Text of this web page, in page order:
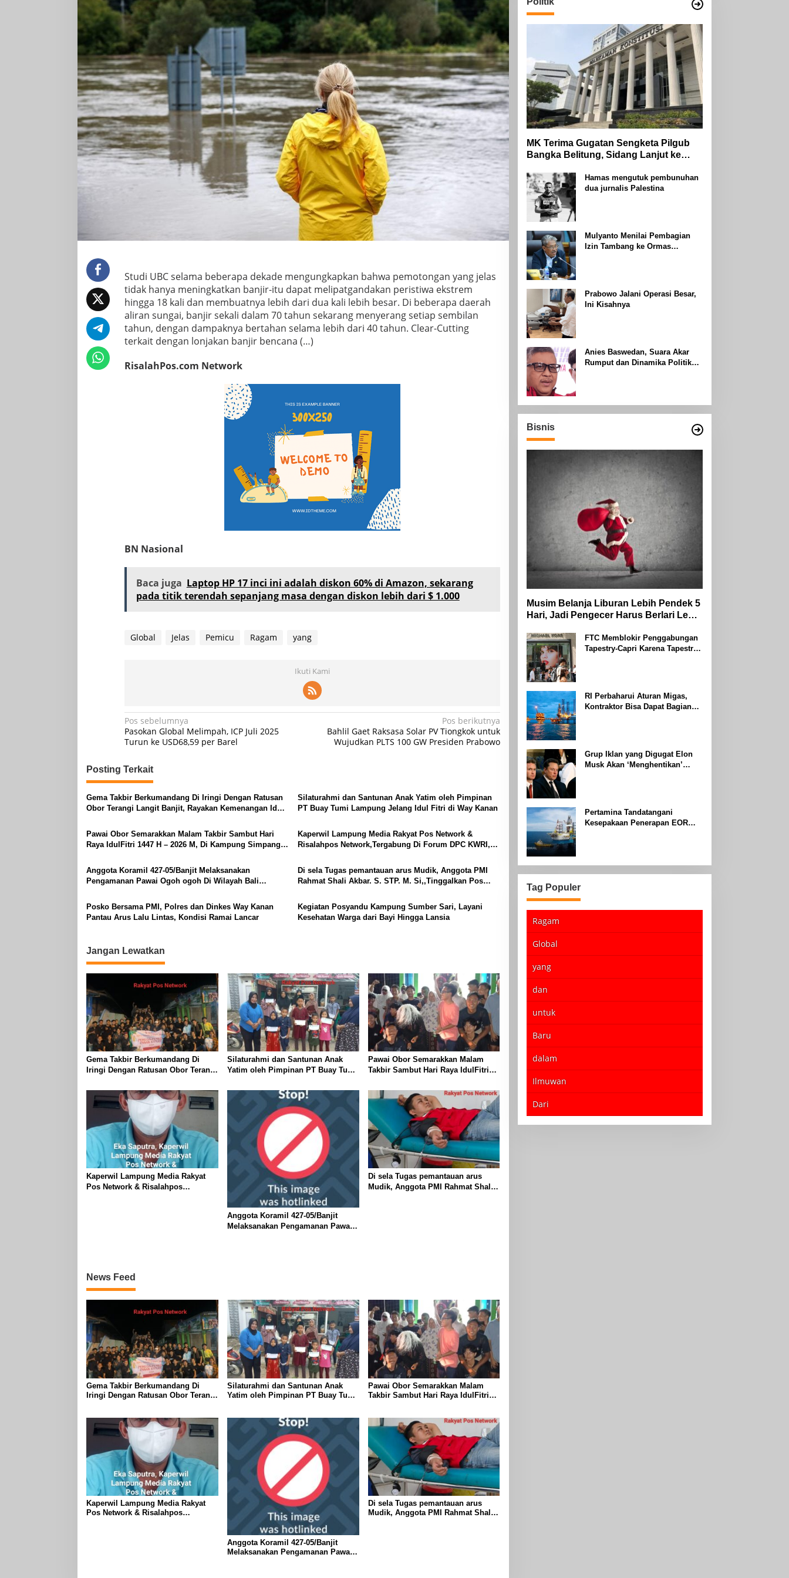
Studi UBC selama beberapa dekade mengungkapkan bahwa pemotongan yang jelas
tidak hanya meningkatkan banjir-itu dapat melipatgandakan peristiwa ekstrem
hingga 18 kali dan membuatnya lebih dari dua kali lebih besar. Di beberapa daerah
aliran sungai, banjir sekali dalam 70 tahun sekarang menyerang setiap sembilan
tahun, dengan dampaknya bertahan selama lebih dari 40 tahun. Clear-Cutting
terkait dengan lonjakan banjir bencana (…)
RisalahPos.com Network
BN Nasional
Baca juga Laptop HP 17 inci ini adalah diskon 60% di Amazon, sekarang
pada titik terendah sepanjang masa dengan diskon lebih dari $ 1.000
Global Jelas Pemicu Ragam yang
Ikuti Kami
Navigasi
pos
Pos sebelumnya
Pasokan Global Melimpah, ICP Juli 2025
Turun ke USD68,59 per Barel
Pos berikutnya
Bahlil Gaet Raksasa Solar PV Tiongkok untuk
Wujudkan PLTS 100 GW Presiden Prabowo
Posting Terkait
Gema Takbir Berkumandang Di Iringi Dengan Ratusan
Obor Terangi Langit Banjit, Rayakan Kemenangan Idul
Silaturahmi dan Santunan Anak Yatim oleh Pimpinan
PT Buay Tumi Lampung Jelang Idul Fitri di Way Kanan
Pawai Obor Semarakkan Malam Takbir Sambut Hari
Raya IdulFitri 1447 H – 2026 M, Di Kampung Simpang
Kaperwil Lampung Media Rakyat Pos Network &
Risalahpos Network,Tergabung Di Forum DPC KWRI,
1447 Hijriah- 2026 M
Anggota Koramil 427-05/Banjit Melaksanakan
Pengamanan Pawai Ogoh ogoh Di Wilayah Bali
Di sela Tugas pemantauan arus Mudik, Anggota PMI
Rahmat Shali Akbar. S. STP. M. Si,,Tinggalkan Pos
Posko Bersama PMI, Polres dan Dinkes Way Kanan
Pantau Arus Lalu Lintas, Kondisi Ramai Lancar
Kegiatan Posyandu Kampung Sumber Sari, Layani
Kesehatan Warga dari Bayi Hingga Lansia
Jangan Lewatkan
Gema Takbir Berkumandang Di
Iringi Dengan Ratusan Obor Terangi
Idul Fitri 1447 H
Silaturahmi dan Santunan Anak
Yatim oleh Pimpinan PT Buay Tumi
Kanan
Pawai Obor Semarakkan Malam
Takbir Sambut Hari Raya IdulFitri
Simpang Asam, Kecamatan Banjit
Kaperwil Lampung Media Rakyat
Pos Network & Risalahpos
Anggota Koramil 427-05/Banjit
Melaksanakan Pengamanan Pawai
Di sela Tugas pemantauan arus
Mudik, Anggota PMI Rahmat Shali
News Feed
Gema Takbir Berkumandang Di
Iringi Dengan Ratusan Obor Terangi
Silaturahmi dan Santunan Anak
Yatim oleh Pimpinan PT Buay Tumi
Pawai Obor Semarakkan Malam
Takbir Sambut Hari Raya IdulFitri
Kaperwil Lampung Media Rakyat
Pos Network & Risalahpos
Anggota Koramil 427-05/Banjit
Melaksanakan Pengamanan Pawai
Di sela Tugas pemantauan arus
Mudik, Anggota PMI Rahmat Shali
MK Terima Gugatan Sengketa Pilgub
Bangka Belitung, Sidang Lanjut ke
Hamas mengutuk pembunuhan
dua jurnalis Palestina
Mulyanto Menilai Pembagian
Izin Tambang ke Ormas
Prabowo Jalani Operasi Besar,
Ini Kisahnya
Anies Baswedan, Suara Akar
Rumput dan Dinamika Politik
Bisnis
Musim Belanja Liburan Lebih Pendek 5
Hari, Jadi Pengecer Harus Berlari Lebih
FTC Memblokir Penggabungan
Tapestry-Capri Karena Tapestry
RI Perbaharui Aturan Migas,
Kontraktor Bisa Dapat Bagian
Grup Iklan yang Digugat Elon
Musk Akan ‘Menghentikan’
Pertamina Tandatangani
Kesepakaan Penerapan EOR
Tag Populer
Ragam
Global
yang
dan
untuk
Baru
dalam
Ilmuwan
Dari